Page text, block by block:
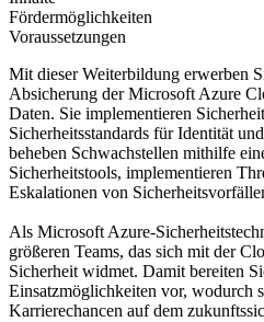
Fördermöglichkeiten
Voraussetzungen
Mit dieser Weiterbildung erwerben
Absicherung der Microsoft Azure
Daten. Sie implementieren
Sicherheitsstandards für Identität
beheben Schwachstellen mithilfe
Sicherheitstools, implementieren
Eskalationen von
Als Microsoft Azure-
größeren Teams, das sich mit der
Sicherheit widmet. Damit bereiten
Einsatzmöglichkeiten vor, wodurch
Karrierechancen auf dem